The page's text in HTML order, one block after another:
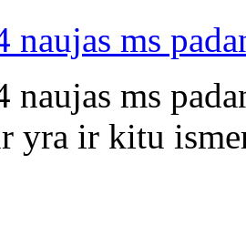
naujas ms
naujas ms
yra ir kitu